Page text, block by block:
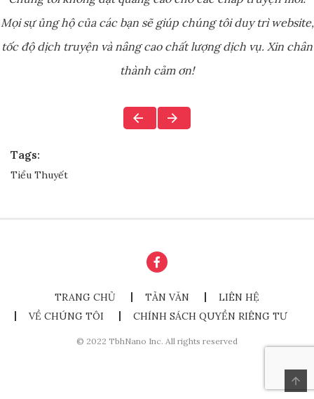
Mọi sự ủng hộ của các bạn sẽ giúp chúng tôi duy trì website,
tốc độ dịch truyện và nâng cao chất lượng dịch vụ. Xin chân
thành cảm ơn!
Tags:
Tiểu Thuyết
TRANG CHỦ TẢN VĂN
LIÊN HỆ
VỀ CHÚNG TÔI
CHÍNH SÁCH QUYỀN RIÊNG TƯ
© 2022 TbhNano Inc. All rights reserved